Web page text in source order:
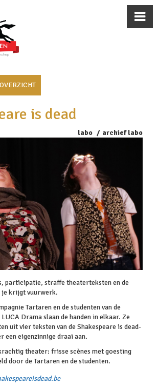
is dead
labo archief labo
participatie, straffe theaterteksten en de
je krijgt vuurwerk.
Tartaren en de studenten van de
Drama slaan de handen in elkaar. Ze
uit vier teksten van de Shakespeare is dead-
een eigenzinnige draai aan.
theater: frisse scènes met goesting
door de Tartaren en de studenten.